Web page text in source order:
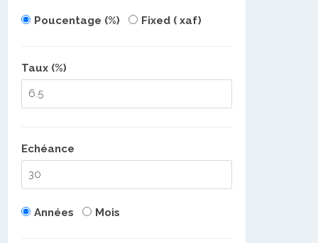
Poucentage (%) Fixed ( xaf)
Taux (%)
Echéance
Années Mois